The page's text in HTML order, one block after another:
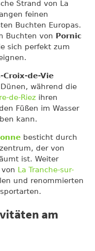
Strand von La
feinen
Buchten Europas.
Buchten von Pornic
sich perfekt zum
Croix-de-Vie
während die
de-Riez ihren
Füßen im Wasser
kann.
besticht durch
der von
ist. Weiter
La Tranche-sur-
und renommierten
am